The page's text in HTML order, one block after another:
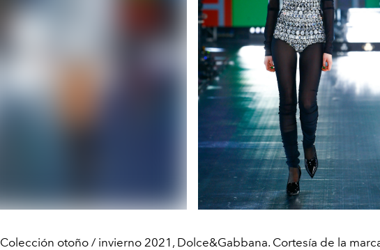
Colección otoño / invierno 2021, Dolce&Gabbana. Cortesía de la